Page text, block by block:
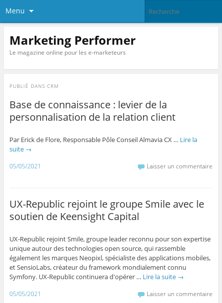
Menu
Marketing Performer
Le magazine online pour les e-marketeurs
PUBLIÉ DANS CRM
Base de connaissance : levier de la
personnalisation de la relation client
Par Erick de Flore, Responsable Pôle Conseil Almavia CX … Lire la
suite →
05/05/2021 Laisser un commentaire
UX-Republic rejoint le groupe Smile avec le
soutien de Keensight Capital
UX-Republic rejoint Smile, groupe leader reconnu pour son expertise
unique autour des technologies open source, qui rassemble
également les marques Neopixl, spécialiste des applications mobiles,
et SensioLabs, créateur du framework mondialement connu
Symfony. UX-Republic continuera d'opérer … Lire la suite →
05/05/2021 Laisser un commentaire